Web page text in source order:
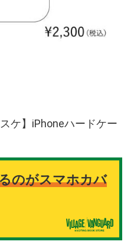
ケ】iPhoneハードケー
のがスマホカバ